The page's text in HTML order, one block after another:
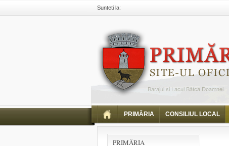
Sunteti la:
PRIMĂRIA CONSILIUL LOCAL
PRIMĂRIA